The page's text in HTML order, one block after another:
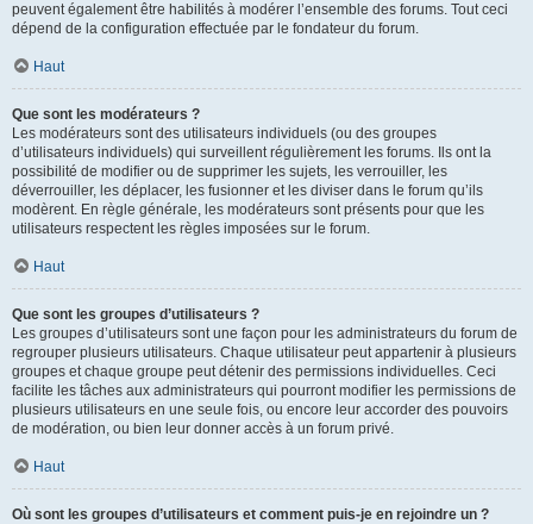
peuvent également être habilités à modérer l’ensemble des forums. Tout ceci
dépend de la configuration effectuée par le fondateur du forum.
Haut
Que sont les modérateurs ?
Les modérateurs sont des utilisateurs individuels (ou des groupes
d’utilisateurs individuels) qui surveillent régulièrement les forums. Ils ont la
possibilité de modifier ou de supprimer les sujets, les verrouiller, les
déverrouiller, les déplacer, les fusionner et les diviser dans le forum qu’ils
modèrent. En règle générale, les modérateurs sont présents pour que les
utilisateurs respectent les règles imposées sur le forum.
Haut
Que sont les groupes d’utilisateurs ?
Les groupes d’utilisateurs sont une façon pour les administrateurs du forum de
regrouper plusieurs utilisateurs. Chaque utilisateur peut appartenir à plusieurs
groupes et chaque groupe peut détenir des permissions individuelles. Ceci
facilite les tâches aux administrateurs qui pourront modifier les permissions de
plusieurs utilisateurs en une seule fois, ou encore leur accorder des pouvoirs
de modération, ou bien leur donner accès à un forum privé.
Haut
Où sont les groupes d’utilisateurs et comment puis-je en rejoindre un ?